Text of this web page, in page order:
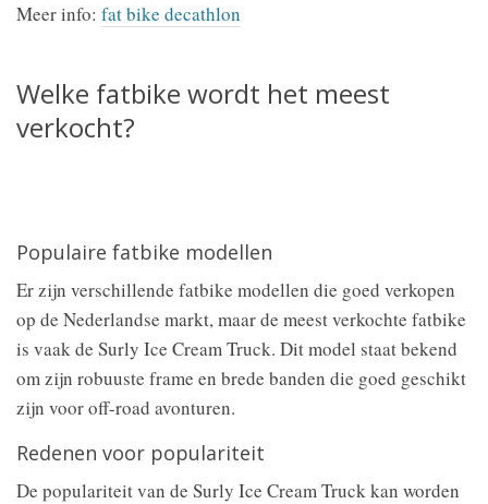
Meer info: fat bike decathlon
Welke fatbike wordt het meest
verkocht?
Populaire fatbike modellen
Er zijn verschillende fatbike modellen die goed verkopen
op de Nederlandse markt, maar de meest verkochte fatbike
is vaak de Surly Ice Cream Truck. Dit model staat bekend
om zijn robuuste frame en brede banden die goed geschikt
zijn voor off-road avonturen.
Redenen voor populariteit
De populariteit van de Surly Ice Cream Truck kan worden